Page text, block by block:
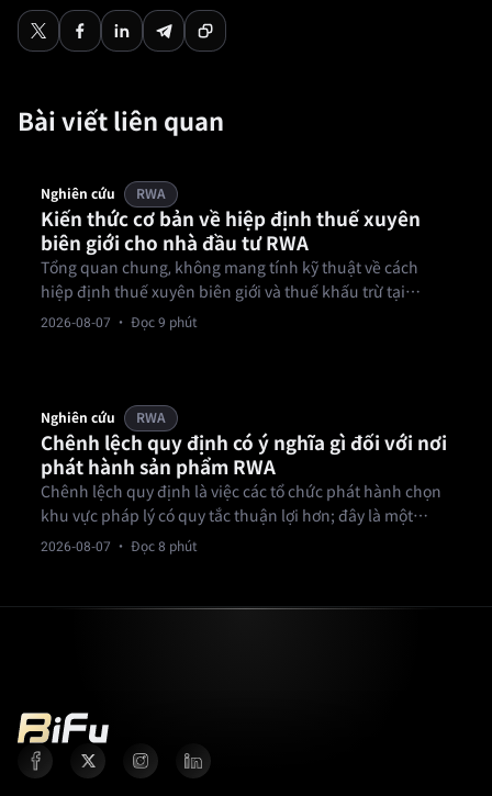
Bài viết liên quan
Nghiên cứu RWA
Kiến thức cơ bản về hiệp định thuế xuyên
biên giới cho nhà đầu tư RWA
Tổng quan chung, không mang tính kỹ thuật về cách
hiệp định thuế xuyên biên giới và thuế khấu trừ tại
nguồn tác động đến thu nhập từ đầu tư RWA; không phải
2026-08-07 · Đọc 9 phút
Nghiên cứu RWA
Chênh lệch quy định có ý nghĩa gì đối với nơi
phát hành sản phẩm RWA
Chênh lệch quy định là việc các tổ chức phát hành chọn
khu vực pháp lý có quy tắc thuận lợi hơn; đây là một
phần bình thường của cấu trúc, nhưng nó ảnh hưởng
2026-08-07 · Đọc 8 phút